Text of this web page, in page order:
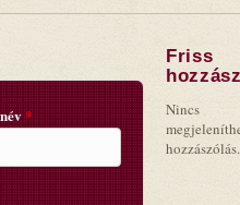
*
Friss
Nincs
hozzászólás.